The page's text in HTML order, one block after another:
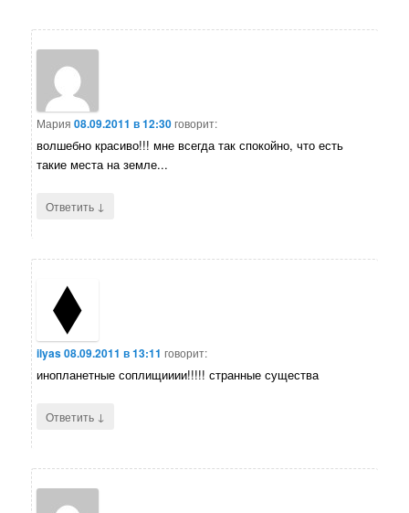
Мария 08.09.2011 в 12:30говорит:
волшебно красиво!!! мне всегда так спокойно, что есть
такие места на земле...
Ответить ↓
ilyas08.09.2011 в 13:11 говорит:
инопланетные соплищииии!!!!! странные существа
Ответить ↓